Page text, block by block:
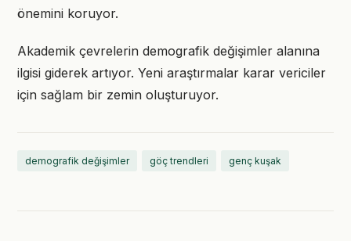
önemini koruyor.
Akademik çevrelerin demografik değişimler alanına
ilgisi giderek artıyor. Yeni araştırmalar karar vericiler
için sağlam bir zemin oluşturuyor.
demografik değişimler göç trendleri genç kuşak